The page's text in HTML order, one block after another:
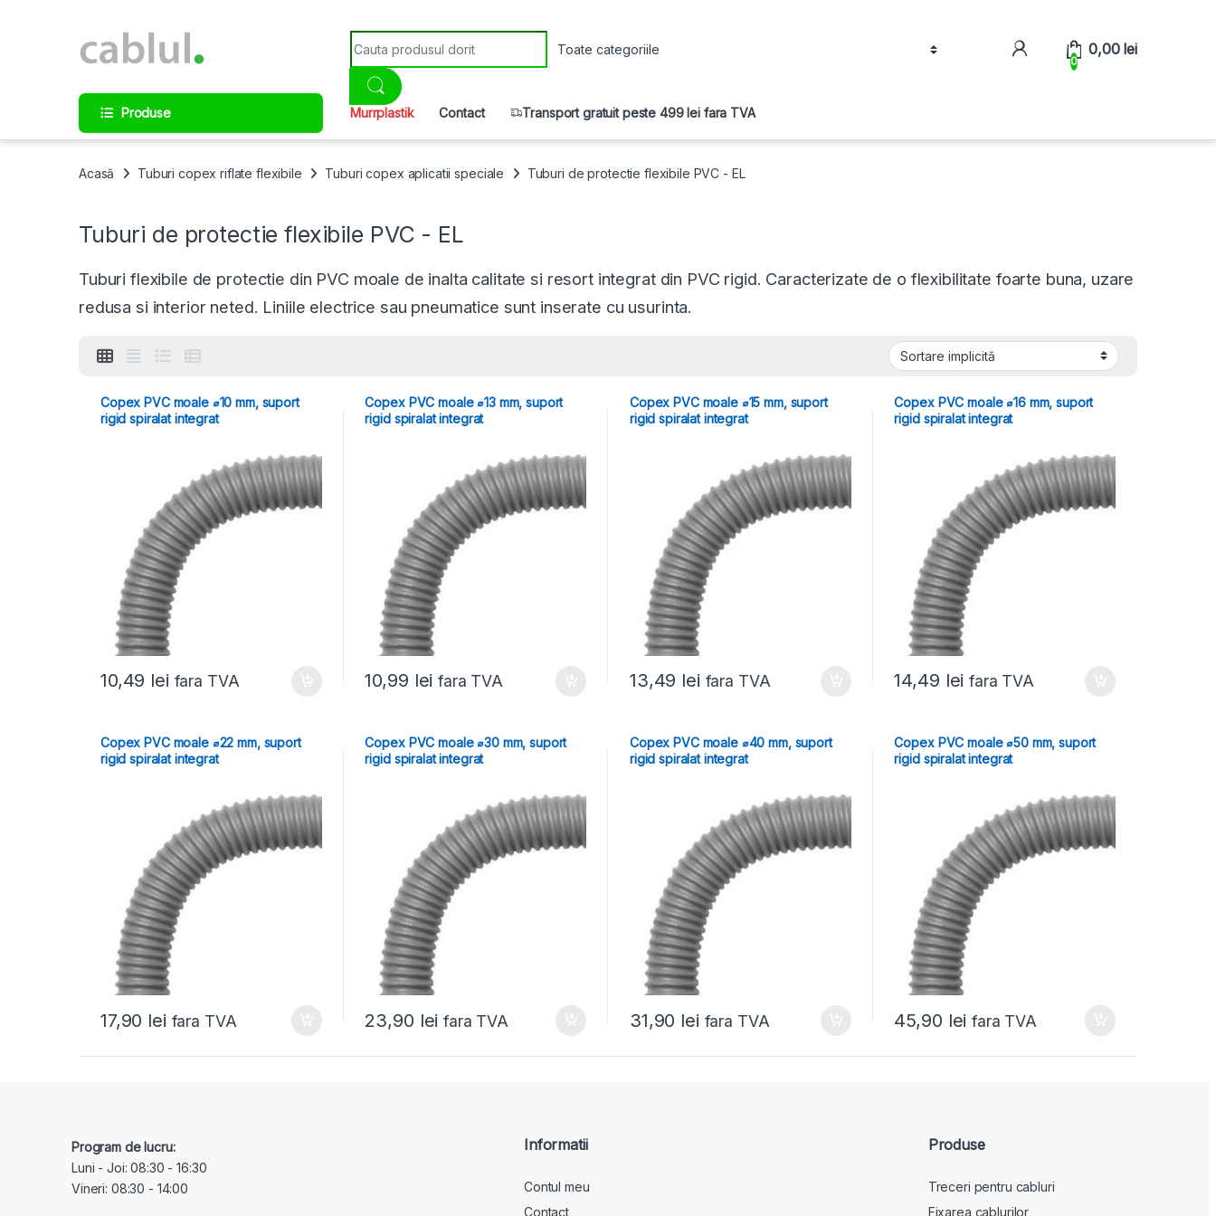
Search for:
0
0,00 lei
Produse Murrplastik Contact Transport gratuit peste 499 lei fara TVA
Acasă Tuburi copex riflate flexibile Tuburi copex aplicatii speciale Tuburi de protectie flexibile PVC - EL
Tuburi de protectie flexibile PVC - EL
Tuburi flexibile de protectie din PVC moale de inalta calitate si resort integrat din PVC rigid. Caracterizate de o flexibilitate foarte buna, uzare
redusa si interior neted. Liniile electrice sau pneumatice sunt inserate cu usurinta.
Copex PVC moale ⌀10 mm, suport
rigid spiralat integrat
10,49 lei fara TVA
Copex PVC moale ⌀13 mm, suport
rigid spiralat integrat
10,99 lei fara TVA
Copex PVC moale ⌀15 mm, suport
rigid spiralat integrat
13,49 lei fara TVA
Copex PVC moale ⌀16 mm, suport
rigid spiralat integrat
14,49 lei fara TVA
Copex PVC moale ⌀22 mm, suport
rigid spiralat integrat
17,90 lei fara TVA
Copex PVC moale ⌀30 mm, suport
rigid spiralat integrat
23,90 lei fara TVA
Copex PVC moale ⌀40 mm, suport
rigid spiralat integrat
31,90 lei fara TVA
Copex PVC moale ⌀50 mm, suport
rigid spiralat integrat
45,90 lei fara TVA
Program de lucru:
Luni - Joi: 08:30 - 16:30
Vineri: 08:30 - 14:00
Informatii
Contul meu
Contact
Produse
Treceri pentru cabluri
Fixarea cablurilor